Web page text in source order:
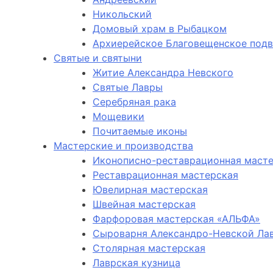
Никольский
Домовый храм в Рыбацком
Архиерейское Благовещенское
Святые и святыни
Житие Александра Невского
Святые Лавры
Серебряная рака
Мощевики
Почитаемые иконы
Мастерские и производства
Иконописно-реставрационная
Реставрационная мастерская
Ювелирная мастерская
Швейная мастерская
Фарфоровая мастерская «АЛЬФА»
Сыроварня Александро-Невской
Столярная мастерская
Лаврская кузница